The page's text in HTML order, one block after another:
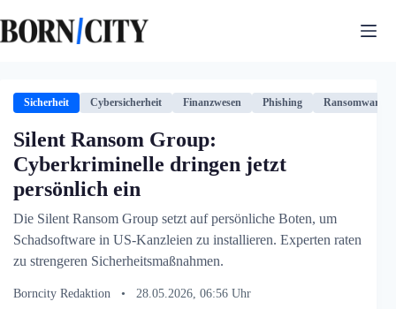
Inhalt
springen
Sicherheit Cybersicherheit Finanzwesen Phishing Ransomware
Silent Ransom Group:
Cyberkriminelle dringen jetzt
persönlich ein
Die Silent Ransom Group setzt auf persönliche Boten, um
Schadsoftware in US-Kanzleien zu installieren. Experten raten
zu strengeren Sicherheitsmaßnahmen.
Borncity Redaktion • 28.05.2026, 06:56 Uhr